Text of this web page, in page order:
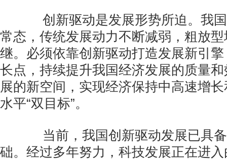
创新驱动是发展形势所迫。我国
常态，传统发展动力不断减弱，粗放
继。必须依靠创新驱动打造发展新引
长点，持续提升我国经济发展的质量
展的新空间，实现经济保持中高速增
水平“双目标”。
当前，我国创新驱动发展已具备
础。经过多年努力，科技发展正在进